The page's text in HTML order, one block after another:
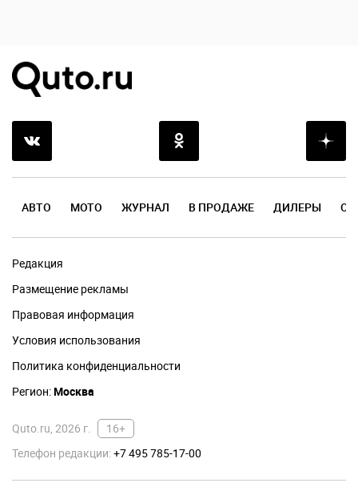
АВТО МОТО ЖУРНАЛ В ПРОДАЖЕ ДИЛЕРЫ
Редакция
Размещение рекламы
Правовая информация
Условия использования
Политика конфиденциальности
Регион:Москва
Quto.ru, 2026 г.
16+
Телефон редакции:+7 495 785-17-00